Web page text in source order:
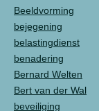
Beeldvorming
bejegening
belastingdienst
benadering
Bernard Welten
Bert van der Wal
beveiliging